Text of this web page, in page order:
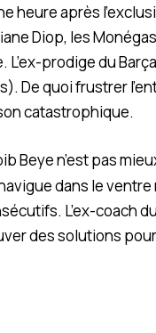
heure après
Diop, les
L’ex-prodige du
De quoi frustrer
catastrophique.
Beye n’est pas
dans le ventre
L’ex-coach
des solutions